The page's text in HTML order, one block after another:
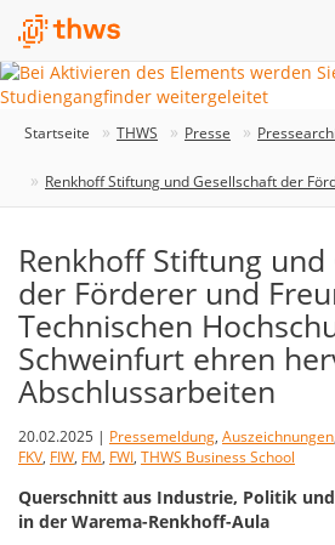
Startseite THWS Presse
Renkhoff Stiftung und Gesellschaft der
Renkhoff Stiftung und
der Förderer und
Technischen
Schweinfurt ehren
Abschlussarbeiten
20.02.2025 | Pressemeldung, Auszeichnungen
FKV, FIW, FM, FWI, THWS Business School
Querschnitt aus Industrie, Politik und
in der Warema-Renkhoff-Aula